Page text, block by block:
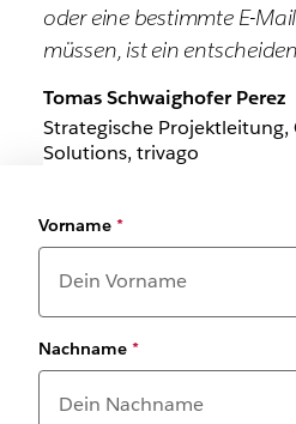
oder eine bestimmte E-
müssen, ist ein
Tomas Schwaighofer Perez
Strategische Projektleitung,
Solutions, trivago
Vorname *
Nachname *